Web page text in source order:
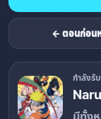
← ตอนก่อน
กำลังรั
มีทั้ง